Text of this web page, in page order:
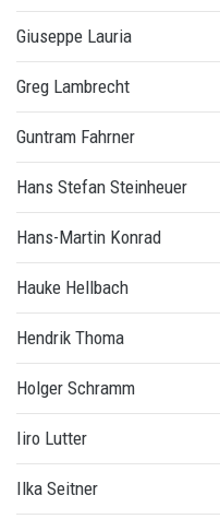
Giuseppe Lauria
Greg Lambrecht
Guntram Fahrner
Hans Stefan Steinheuer
Hans-Martin Konrad
Hauke Hellbach
Hendrik Thoma
Holger Schramm
Iiro Lutter
Ilka Seitner